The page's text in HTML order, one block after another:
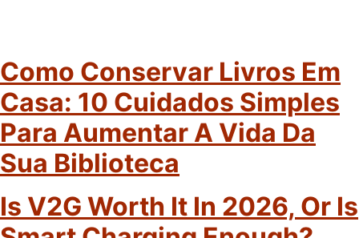
Como Conservar Livros Em
Casa: 10 Cuidados Simples
Para Aumentar A Vida Da
Sua Biblioteca
Is V2G Worth It In 2026, Or Is